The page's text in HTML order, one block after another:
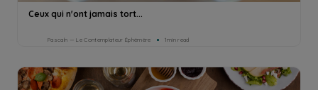
Ceux qui n'ont jamais tort...
Pascaln — Le Contemplateur Éphémère 1min read